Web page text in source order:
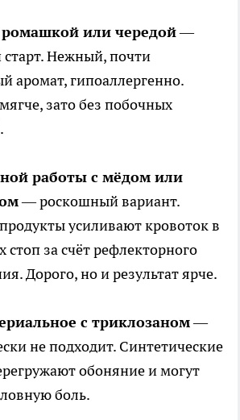
ромашкой или чередой—
Нежный, почти
аромат, гипоаллергенно.
зато без побочных
работы с мёдом или
— роскошный вариант.
усиливают кровоток в
стоп за счёт рефлекторного
Дорого, но и результат ярче.
с триклозаном—
не подходит. Синтетические
обоняние и могут
боль.